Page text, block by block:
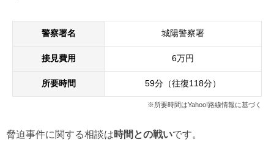
警察署名 城陽警察署
接見費用 6万円
所要時間 59分（往復118分）
※所要時間はYahoo!路線情報に基づく
脅迫事件に関する相談は時間との戦いです。